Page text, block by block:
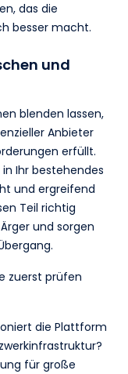
das die
besser macht.
und
blenden lassen,
Anbieter
erfüllt.
Ihr bestehendes
und ergreifend
Teil richtig
und sorgen
zuerst prüfen
die Plattform
für große